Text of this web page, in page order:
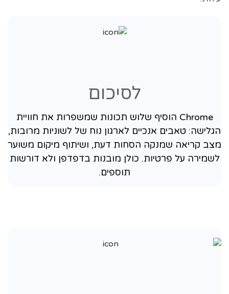
לסיכום
Chrome הוסיף שלוש תכונות שמשפרות את חוויית
הגלישה: טאבים אנכיים לארגון נוח של לשוניות מרובות,
מצב קריאה שמנקה הסחות דעת, ושיתוף מיקום משוער
לשמירה על פרטיות. כולן מובנות בדפדפן ולא דורשות
תוספים.